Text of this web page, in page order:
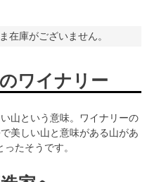
在庫がございません。
ワイナリー
山という意味。ワイナリーの
美しい山と意味がある山があ
たそうです。